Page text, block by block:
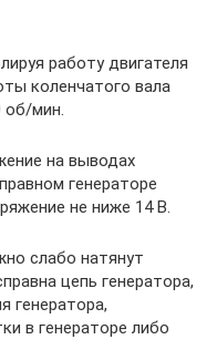
работу двигателя
коленчатого вала
об/мин.
на выводах
генераторе
не ниже 14 В.
слабо натянут
цепь генератора,
генератора,
в генераторе либо